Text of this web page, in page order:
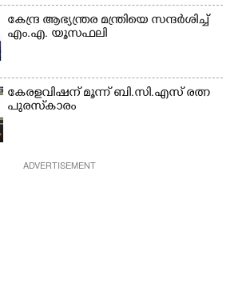
കേന്ദ്ര ആഭ്യന്ത്രര മന്ത്രിയെ സന്ദർശിച്ച്
എം.എ. യൂസഫലി
കേരളവിഷന് മൂന്ന് ബി.സി.എസ് രത്ന
പുരസ്‌കാരം
ADVERTISEMENT